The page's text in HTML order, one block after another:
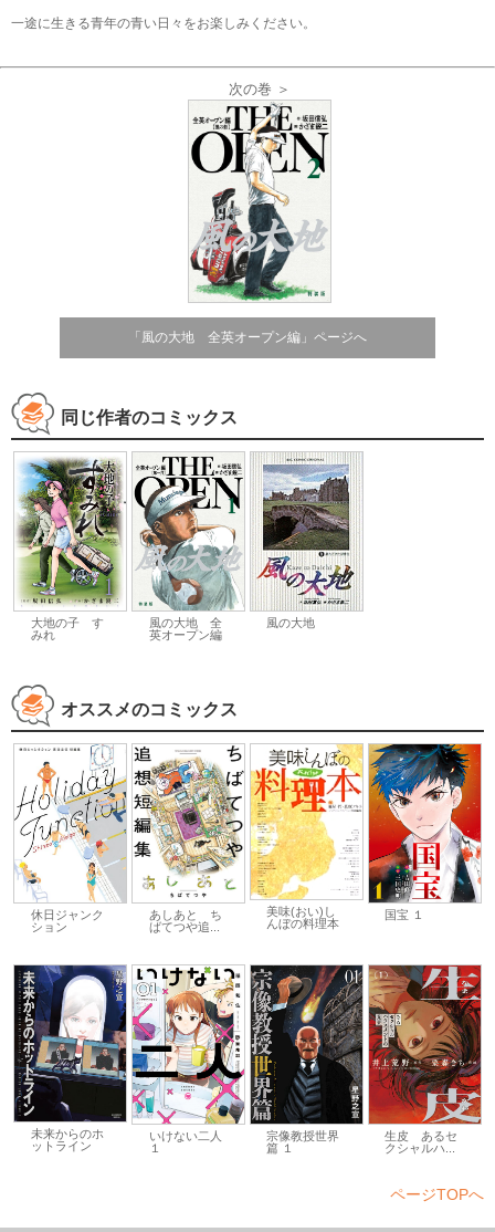
一途に生きる青年の青い日々をお楽しみください。
次の巻 ＞
「風の大地 全英オープン編」ページへ
同じ作者のコミックス
大地の子 す
みれ
風の大地 全
英オープン編
風の大地
オススメのコミックス
休日ジャンク
ション
あしあと ち
ばてつや追...
美味(おい)し
んぼの料理本
国宝 １
未来からのホ
ットライン
いけない二人
１
宗像教授世界
篇 １
生皮 あるセ
クシャルハ...
ページTOPへ